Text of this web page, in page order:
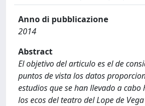
Anno di pubblicazione
2014
Abstract
El objetivo del articulo es el de
puntos de vista los datos
estudios que se han llevado a
los ecos del teatro del Lope de